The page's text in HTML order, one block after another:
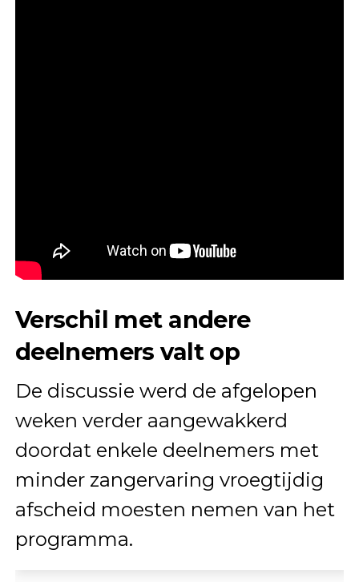
Verschil met andere
deelnemers valt op
De discussie werd de afgelopen
weken verder aangewakkerd
doordat enkele deelnemers met
minder zangervaring vroegtijdig
afscheid moesten nemen van het
programma.